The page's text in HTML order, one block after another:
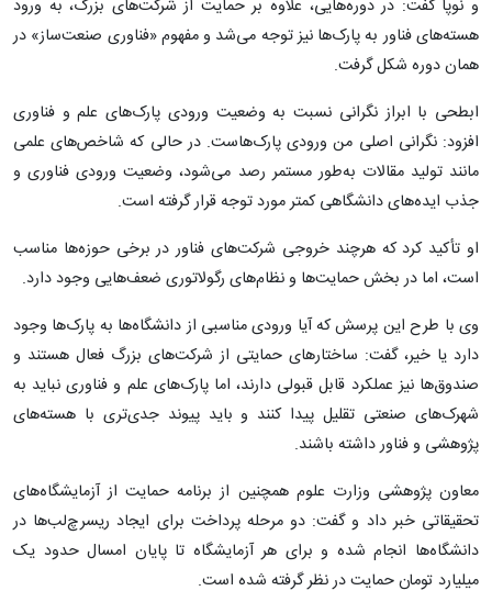
و نوپا گفت: در دوره‌هایی، علاوه بر حمایت از شرکت‌های بزرگ، به ورود
هسته‌های فناور به پارک‌ها نیز توجه می‌شد و مفهوم «فناوری صنعت‌ساز» در
همان دوره شکل گرفت.
ابطحی با ابراز نگرانی نسبت به وضعیت ورودی پارک‌های علم و فناوری
افزود: نگرانی اصلی من ورودی پارک‌هاست. در حالی که شاخص‌های علمی
مانند تولید مقالات به‌طور مستمر رصد می‌شود، وضعیت ورودی فناوری و
جذب ایده‌های دانشگاهی کمتر مورد توجه قرار گرفته است.
او تأکید کرد که هرچند خروجی شرکت‌های فناور در برخی حوزه‌ها مناسب
است، اما در بخش حمایت‌ها و نظام‌های رگولاتوری ضعف‌هایی وجود دارد.
وی با طرح این پرسش که آیا ورودی مناسبی از دانشگاه‌ها به پارک‌ها وجود
دارد یا خیر، گفت: ساختارهای حمایتی از شرکت‌های بزرگ فعال هستند و
صندوق‌ها نیز عملکرد قابل قبولی دارند، اما پارک‌های علم و فناوری نباید به
شهرک‌های صنعتی تقلیل پیدا کنند و باید پیوند جدی‌تری با هسته‌های
پژوهشی و فناور داشته باشند.
معاون پژوهشی وزارت علوم همچنین از برنامه حمایت از آزمایشگاه‌های
تحقیقاتی خبر داد و گفت: دو مرحله پرداخت برای ایجاد ریسرچ‌لب‌ها در
دانشگاه‌ها انجام شده و برای هر آزمایشگاه تا پایان امسال حدود یک
میلیارد تومان حمایت در نظر گرفته شده است.